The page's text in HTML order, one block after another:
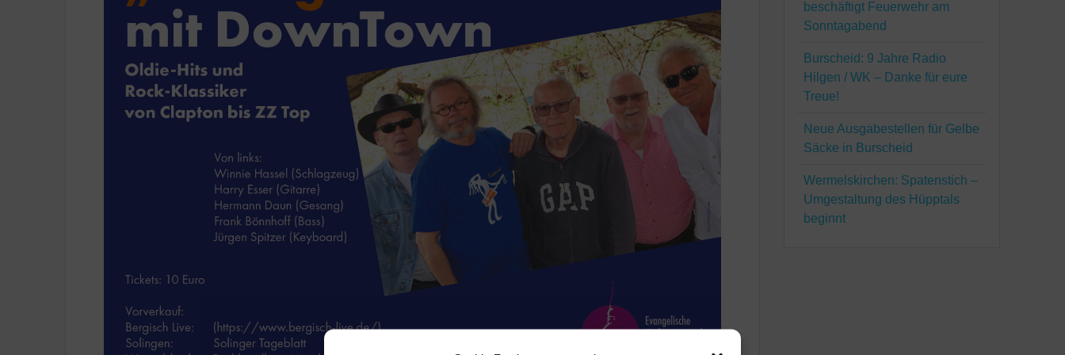
beschäftigt Feuerwehr am
Sonntagabend
Burscheid: 9 Jahre Radio
Hilgen / WK – Danke für eure
Treue!
Neue Ausgabestellen für Gelbe
Säcke in Burscheid
Wermelskirchen: Spatenstich –
Umgestaltung des Hüpptals
beginnt